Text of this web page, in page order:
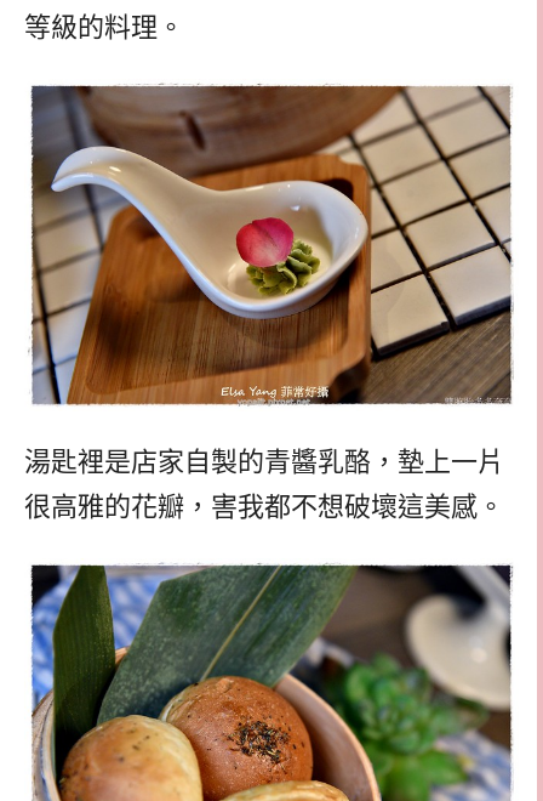
等級的料理。
湯匙裡是店家自製的青醬乳酪，墊上一片
很高雅的花瓣，害我都不想破壞這美感。